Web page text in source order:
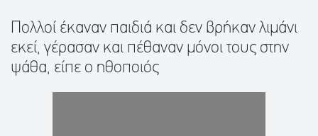
Πολλοί έκαναν παιδιά και δεν βρήκαν λιμάνι
εκεί, γέρασαν και πέθαναν μόνοι τους στην
ψάθα, είπε ο ηθοποιός